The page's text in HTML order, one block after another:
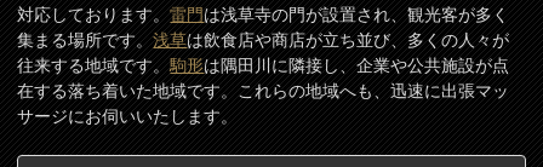
対応しております。雷門は浅草寺の門が設置され、観光客が多く
集まる場所です。浅草は飲食店や商店が立ち並び、多くの人々が
往来する地域です。駒形は隅田川に隣接し、企業や公共施設が点
在する落ち着いた地域です。これらの地域へも、迅速に出張マッ
サージにお伺いいたします。